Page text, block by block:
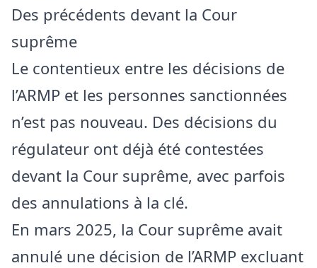
Des précédents devant la Cour
suprême
Le contentieux entre les décisions de
l’ARMP et les personnes sanctionnées
n’est pas nouveau. Des décisions du
régulateur ont déjà été contestées
devant la Cour suprême, avec parfois
des annulations à la clé.
En mars 2025, la Cour suprême avait
annulé une décision de l’ARMP excluant